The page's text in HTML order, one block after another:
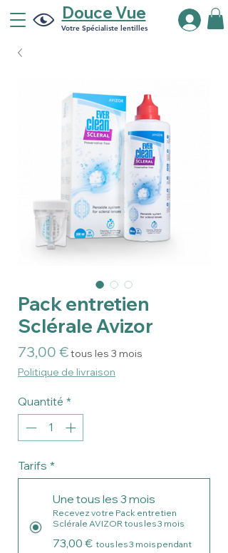
Douce Vue
Votre Spécialiste lentilles
Pack entretien
Sclérale Avizor
73,00 €Prix
tous les 3 mois
Politique de livraison
Quantité *
Tarifs *
Une tous les 3 mois
Recevez votre Pack entretien
Sclérale AVIZOR tous les 3 mois
73,00 € tous les 3 mois pendant